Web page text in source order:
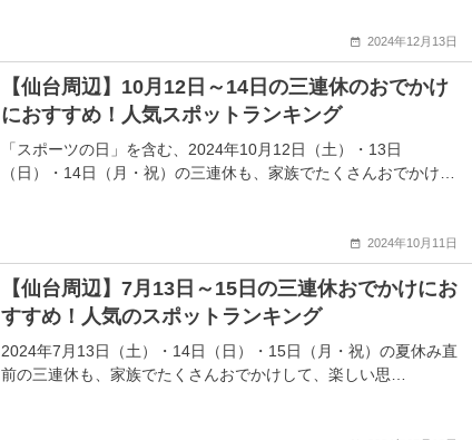
2024年12月13日
【仙台周辺】10月12日～14日の三連休のおでかけ
におすすめ！人気スポットランキング
「スポーツの日」を含む、2024年10月12日（土）・13日
（日）・14日（月・祝）の三連休も、家族でたくさんおでかけ…
2024年10月11日
【仙台周辺】7月13日～15日の三連休おでかけにお
すすめ！人気のスポットランキング
2024年7月13日（土）・14日（日）・15日（月・祝）の夏休み直
前の三連休も、家族でたくさんおでかけして、楽しい思…